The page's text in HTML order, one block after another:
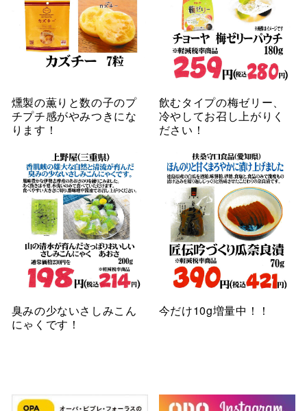
燻製の薫りと数の子のプ
チプチ感がやみつきにな
ります！
飲むタイプの梅ゼリー、
冷やしてお召し上がりく
ださい！
臭みの少ないさしみこん
にゃくです！
今だけ10g増量中！！